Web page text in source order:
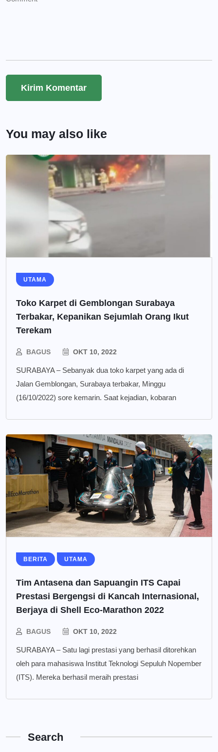
You may also like
UTAMA
Toko Karpet di Gemblongan Surabaya
Terbakar, Kepanikan Sejumlah Orang Ikut
Terekam
BAGUS OKT 10, 2022
SURABAYA – Sebanyak dua toko karpet yang ada di
Jalan Gemblongan, Surabaya terbakar, Minggu
(16/10/2022) sore kemarin. Saat kejadian, kobaran
BERITA UTAMA
Tim Antasena dan Sapuangin ITS Capai
Prestasi Bergengsi di Kancah Internasional,
Berjaya di Shell Eco-Marathon 2022
BAGUS OKT 10, 2022
SURABAYA – Satu lagi prestasi yang berhasil ditorehkan
oleh para mahasiswa Institut Teknologi Sepuluh Nopember
(ITS). Mereka berhasil meraih prestasi
Search